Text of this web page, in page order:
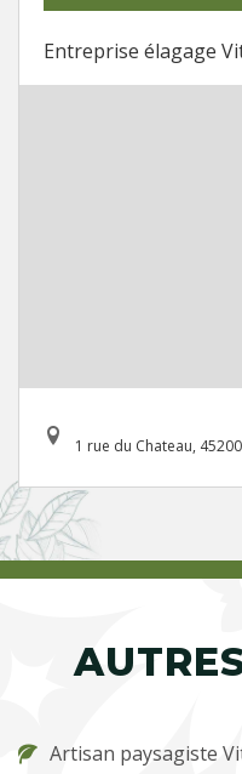
Entreprise élagage
1 rue du Chateau,
Artisan paysagiste